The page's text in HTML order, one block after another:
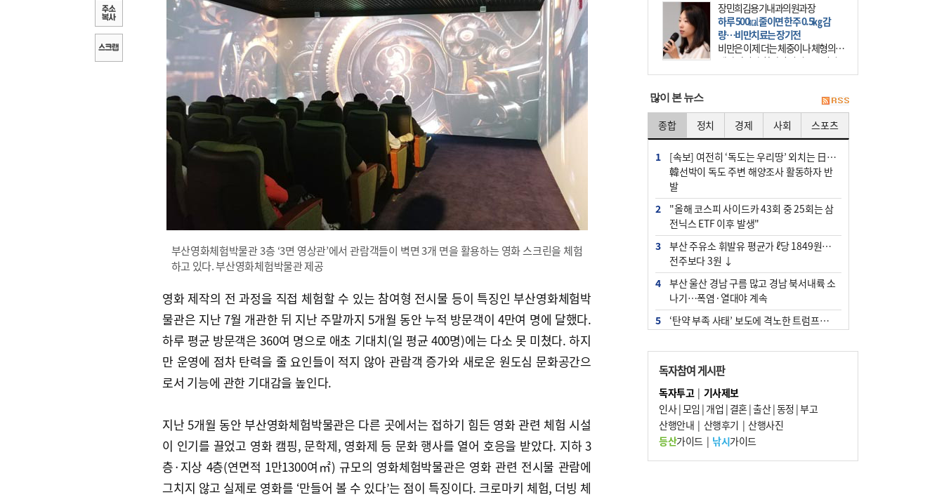
부산영화체험박물관 3층 ‘3면 영상관’에서 관람객들이 벽면 3개 면을 활용하는 영화 스크린을 체험
하고 있다. 부산영화체험박물관 제공
영화 제작의 전 과정을 직접 체험할 수 있는 참여형 전시물 등이 특징인 부산영화체험박
물관은 지난 7월 개관한 뒤 지난 주말까지 5개월 동안 누적 방문객이 4만여 명에 달했다.
하루 평균 방문객은 360여 명으로 애초 기대치(일 평균 400명)에는 다소 못 미쳤다. 하지
만 운영에 점차 탄력을 줄 요인들이 적지 않아 관람객 증가와 새로운 원도심 문화공간으
로서 기능에 관한 기대감을 높인다.
지난 5개월 동안 부산영화체험박물관은 다른 곳에서는 접하기 힘든 영화 관련 체험 시설
이 인기를 끌었고 영화 캠핑, 문학제, 영화제 등 문화 행사를 열어 호응을 받았다. 지하 3
층·지상 4층(연면적 1만1300여㎡) 규모의 영화체험박물관은 영화 관련 전시물 관람에
그치지 않고 실제로 영화를 ‘만들어 볼 수 있다’는 점이 특징이다. 크로마키 체험, 더빙 체
장민희김용기내과의원과장
하루 500㎉ 줄이면 한주 0.5㎏ 감
량…비만치료는 장기전
비만은 이제 더는 체중이나 체형의 문
제가 아니다. 하나의 질병으로 인지
하고 치료와 관리를 해야 한다. 세계
많이 본 뉴스
종합 정치 경제 사회 스포츠
1
[속보] 여전히 ‘독도는 우리땅’ 외치는 日…
韓선박이 독도 주변 해양조사 활동하자 반
발
2
"올해 코스피 사이드카 43회 중 25회는 삼
전닉스 ETF 이후 발생"
3
부산 주유소 휘발유 평균가 ℓ당 1849원…
전주보다 3원 ↓
4
부산 울산 경남 구름 많고 경남 북서내륙 소
나기…폭염·열대야 계속
5
‘탄약 부족 사태’ 보도에 격노한 트럼프…
물선 적발
7
백양산 고지대 마을우물 55년 만에 바닥
경위 이하 경찰 하위직 ‘중수청 러시’ 전
망…檢 기피와 대조
독자참여 게시판
독자투고| 기사제보
인사|모임 | 개업 | 결혼|출산|동정 |부고
산행안내 | 산행후기 | 산행사진
등산가이드| 낚시가이드